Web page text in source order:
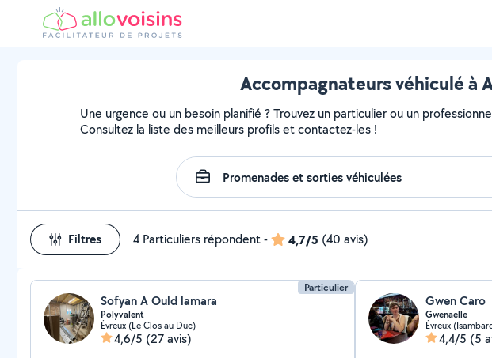
Accompagnateurs véhiculé à
Une urgence ou un besoin planifié ? Trouvez un particulier ou un
Consultez la liste des meilleurs profils et contactez-les !
Filtres 4 Particuliers répondent- 4,7/5 (40 avis)
Particulier
Sofyan A Ould lamara
Polyvalent
Évreux (Le Clos au Duc)
4,6/5 (27 avis)
Gwen Caro
Gwenaelle
Évreux
4,4/5 (5